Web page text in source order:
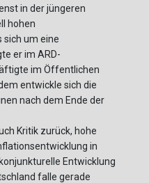
in der jüngeren
hohen
sich um eine
er im ARD-
im Öffentlichen
entwickle sich die
nach dem Ende der
Kritik zurück, hohe
in
Entwicklung
falle gerade